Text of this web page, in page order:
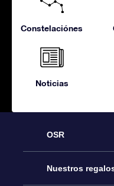
Constelaciónes
Noticias
OSR
Atención
Nuestros